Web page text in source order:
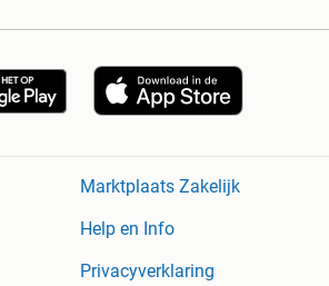
Marktplaats Zakelijk
Help en Info
Privacyverklaring